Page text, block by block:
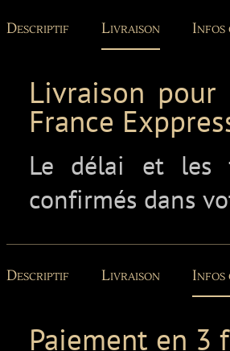
Descriptif Livraison Infos
Livraison
France
Le délai et les
confirmés dans
Descriptif Livraison Infos
Paiement en 3